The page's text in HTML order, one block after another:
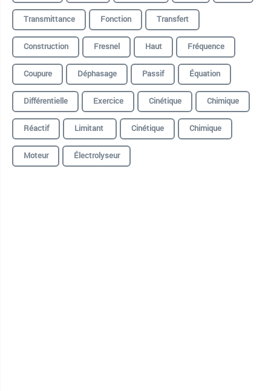
Transmittance
Fonction
Transfert️️
Construction
Fresnel Haut
Fréquence
Coupure
Déphasage Passif
Équation
Différentielle
Exercice Cinétique
Chimique
Réactif
Limitant Cinétique
Chimique
Moteur
Électrolyseur